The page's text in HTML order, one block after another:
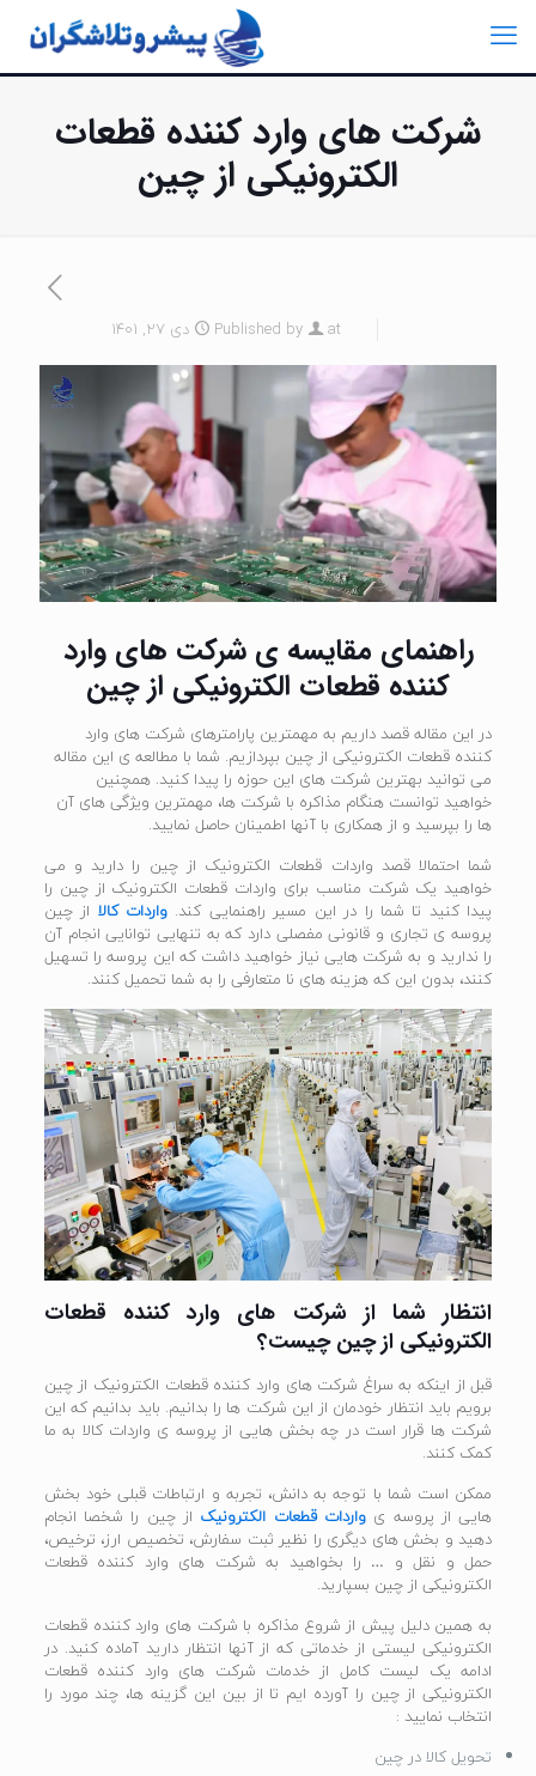
شرکت های وارد کننده قطعات
الکترونیکی از چین
Published by at دی 27, 1401
راهنمای مقایسه ی شرکت های وارد
کننده قطعات الکترونیکی از چین
در این مقاله قصد داریم به مهمترین پارامترهای شرکت های وارد
کننده قطعات الکترونیکی از چین بپردازیم. شما با مطالعه ی این مقاله
می توانید بهترین شرکت های این حوزه را پیدا کنید. همچنین
خواهید توانست هنگام مذاکره با شرکت ها، مهمترین ویژگی های آن
ها را بپرسید و از همکاری با آنها اطمینان حاصل نمایید.
شما احتمالا قصد واردات قطعات الکترونیک از چین را دارید و می
خواهید یک شرکت مناسب برای واردات قطعات الکترونیک از چین را
پیدا کنید تا شما را در این مسیر راهنمایی کند. واردات کالا از چین
پروسه ی تجاری و قانونی مفصلی دارد که به تنهایی توانایی انجام آن
را ندارید و به شرکت هایی نیاز خواهید داشت که این پروسه را تسهیل
کنند، بدون این که هزینه های نا متعارفی را به شما تحمیل کنند.
انتظار شما از شرکت های وارد کننده قطعات
الکترونیکی از چین چیست؟
قبل از اینکه به سراغ شرکت های وارد کننده قطعات الکترونیک از چین
برویم باید انتظار خودمان از این شرکت ها را بدانیم. باید بدانیم که این
شرکت ها قرار است در چه بخش هایی از پروسه ی واردات کالا به ما
کمک کنند.
ممکن است شما با توجه به دانش، تجربه و ارتباطات قبلی خود بخش
هایی از پروسه یواردات قطعات الکترونیک از چین را شخصا انجام
دهید و بخش های دیگری را نظیر ثبت سفارش، تخصیص ارز، ترخیص،
حمل و نقل و … را بخواهید به شرکت های وارد کننده قطعات
الکترونیکی از چین بسپارید.
به همین دلیل پیش از شروع مذاکره با شرکت های وارد کننده قطعات
الکترونیکی لیستی از خدماتی که از آنها انتظار دارید آماده کنید. در
ادامه یک لیست کامل از خدمات شرکت های وارد کننده قطعات
الکترونیکی از چین را آورده ایم تا از بین این گزینه ها، چند مورد را
انتخاب نمایید :
تحویل کالا در چین